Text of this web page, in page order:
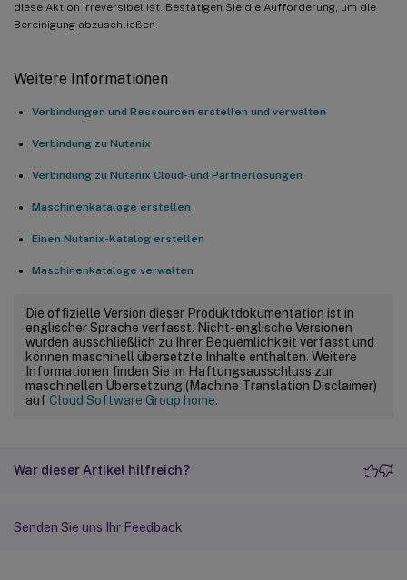
diese Aktion irreversibel ist. Bestätigen Sie die Aufforderung, um die
Bereinigung abzuschließen.
Weitere Informationen
Verbindungen und Ressourcen erstellen und verwalten
Verbindung zu Nutanix
Verbindung zu Nutanix Cloud- und Partnerlösungen
Maschinenkataloge erstellen
Einen Nutanix-Katalog erstellen
Maschinenkataloge verwalten
Die offizielle Version dieser Produktdokumentation ist in
englischer Sprache verfasst. Nicht-englische Versionen
wurden ausschließlich zu Ihrer Bequemlichkeit verfasst und
können maschinell übersetzte Inhalte enthalten. Weitere
Informationen finden Sie im Haftungsausschluss zur
maschinellen Übersetzung (Machine Translation Disclaimer)
auf Cloud Software Group home.
War dieser Artikel hilfreich?
Senden Sie uns Ihr Feedback